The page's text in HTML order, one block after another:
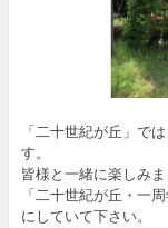
「二十世紀が丘」で
す。
皆様と一緒に楽しみま
「二十世紀が丘・一
にしていて下さい。